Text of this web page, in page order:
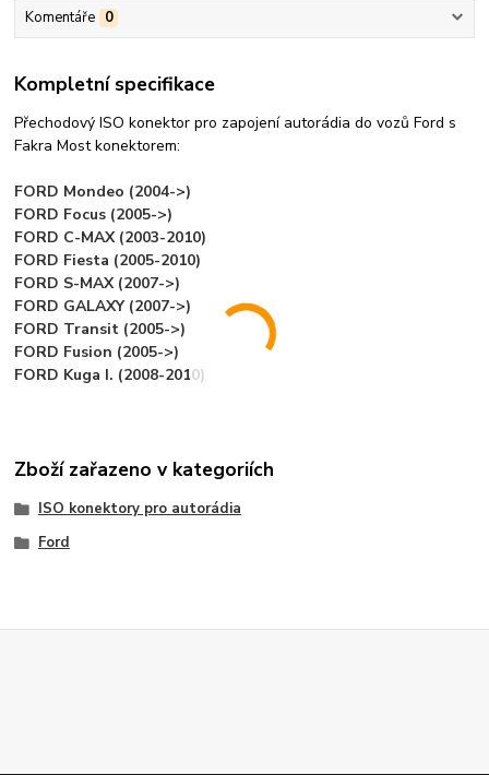
Komentáře 0
Kompletní specifikace
Přechodový ISO konektor pro zapojení autorádia do vozů Ford s
Fakra Most konektorem:
FORD Mondeo (2004->)
FORD Focus (2005->)
FORD C-MAX (2003-2010)
FORD Fiesta (2005-2010)
FORD S-MAX (2007->)
FORD GALAXY (2007->)
FORD Transit (2005->)
FORD Fusion (2005->)
FORD Kuga I. (2008-2010)
Zboží zařazeno v kategoriích
ISO konektory pro autorádia
Ford